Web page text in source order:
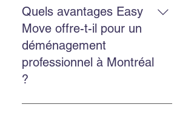
services avec la même équipe
expérimentée et des solutions
Quels avantages Easy
Move offre-t-il pour un
déménagement
professionnel à Montréal
?
Un déménagement professionnel